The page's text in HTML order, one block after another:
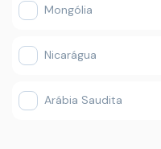
Mongólia
Nicarágua
Arábia Saudita